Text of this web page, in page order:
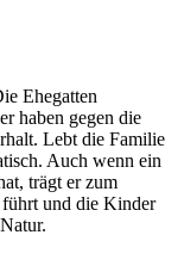
Ehegatten
haben gegen die
Lebt die Familie
Auch wenn ein
trägt er zum
und die Kinder